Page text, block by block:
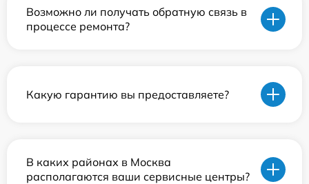
Возможно ли получать обратную связь в
процессе ремонта?
Какую гарантию вы предоставляете?
В каких районах в Москва
располагаются ваши сервисные центры?